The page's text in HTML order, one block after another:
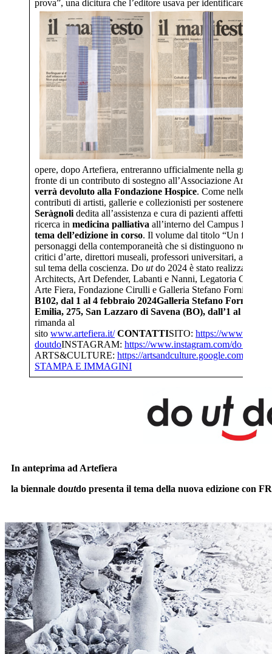
prova”, una dicitura che l’editore usava per identificare
opere, dopo Artefiera, entreranno ufficialmente nella grande
fronte di un contributo di sostegno all’Associazione Amici
verrà devoluto alla Fondazione Hospice. Come nelle
contributi di artisti, gallerie e collezionisti per sostenere
Seràgnoli dedita all’assistenza e cura di pazienti affetti da
ricerca in medicina palliativa all’interno del Campus
tema dell’edizione in corso. Il volume dal titolo “Un fatto di
personaggi della contemporaneità che si distinguono
critici d’arte, direttori museali, professori universitari, attori,
sul tema della coscienza. Do utdo 2024 è stato realizzato
Architects, Art Defender, Labanti e Nanni, Legatoria Carfi,
Arte Fiera, Fondazione Cirulli e Galleria Stefano Forni.
B102, dal 1 al 4 febbraio 2024Galleria Stefano Forni –
Emilia, 275, San Lazzaro di Savena (BO), dall’1 al 4
rimanda al
sito www.artefiera.it/ CONTATTISITO: https://
doutdoINSTAGRAM: https://www.instagram.com/do_
ARTS&CULTURE: https://artsandculture.google.com/
STAMPA E IMMAGINI
In anteprima ad Artefiera
la biennale doutdo presenta il tema della nuova edizione con